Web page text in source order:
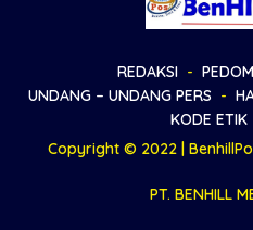
REDAKSI
UNDANG – UNDANG PERS
KODE ETIK
Copyright © 2022 |
PT. BENHILL